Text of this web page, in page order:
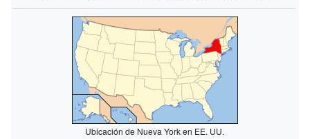
Ubicación de Nueva York en EE. UU.